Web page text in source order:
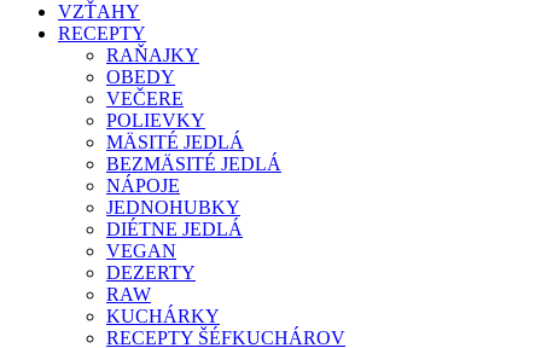
VZŤAHY
RECEPTY
RAŇAJKY
OBEDY
VEČERE
POLIEVKY
MÄSITÉ JEDLÁ
BEZMÄSITÉ JEDLÁ
NÁPOJE
JEDNOHUBKY
DIÉTNE JEDLÁ
VEGAN
DEZERTY
RAW
KUCHÁRKY
RECEPTY ŠÉFKUCHÁROV